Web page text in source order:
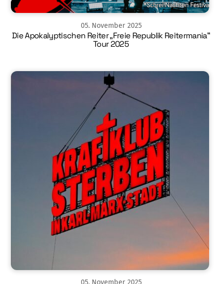
05. November 2025
Die Apokalyptischen Reiter „Freie Republik Reitermania“
Tour 2025
05. November 2025